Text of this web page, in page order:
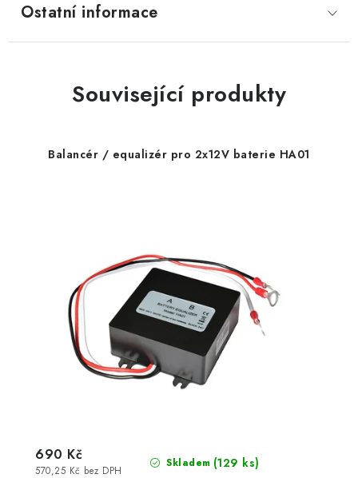
Ostatní informace
Související produkty
Balancér / equalizér pro 2x12V baterie HA01
Skladem (129 ks)
570,25 Kč bez DPH
690 Kč